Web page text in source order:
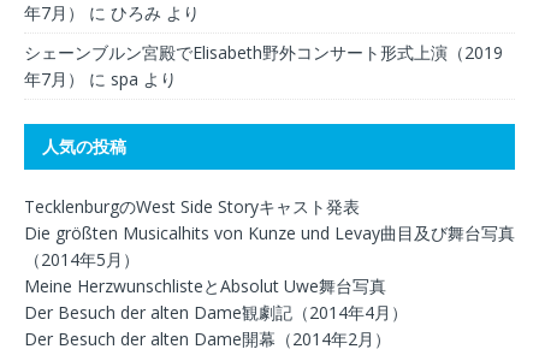
年7月）
に ひろみ より
シェーンブルン宮殿でElisabeth野外コンサート形式上演（2019
年7月）
に spa より
人気の投稿
TecklenburgのWest Side Storyキャスト発表
Die größten Musicalhits von Kunze und Levay曲目及び舞台写真
（2014年5月）
Meine HerzwunschlisteとAbsolut Uwe舞台写真
Der Besuch der alten Dame観劇記（2014年4月）
Der Besuch der alten Dame開幕（2014年2月）